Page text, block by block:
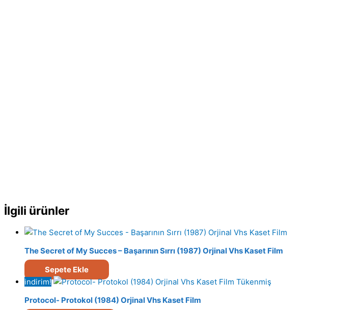
İlgili ürünler
The Secret of My Succes – Başarının Sırrı (1987) Orjinal Vhs Kaset Film
Sepete Ekle
indirim!
Tükenmiş
Protocol- Protokol (1984) Orjinal Vhs Kaset Film